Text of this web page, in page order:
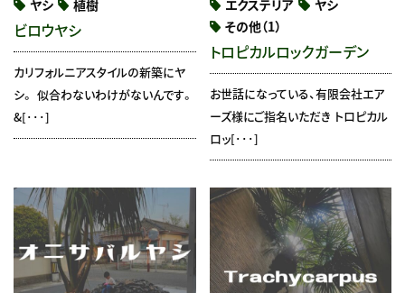
ヤシ 植樹
ビロウヤシ
カリフォルニアスタイルの新築にヤ
シ。 似合わないわけがないんです。
&[･･･]
エクステリア
ヤシ
その他（1）
トロピカルロックガーデン
お世話になっている、有限会社エア
ーズ様にご指名いただき トロピカル
ロッ[･･･]